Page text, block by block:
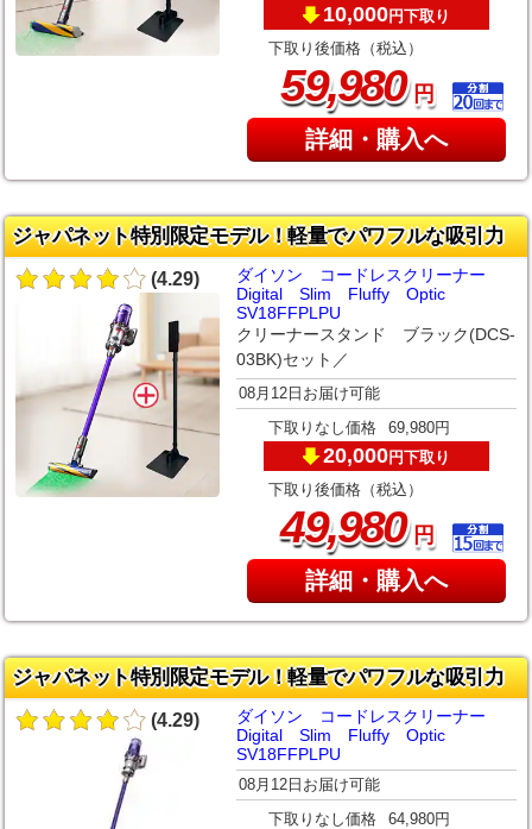
10,000円下取り
下取り後価格（税込）
59,980円
詳細・購入へ
ジャパネット特別限定モデル！軽量でパワフルな吸引力
(4.29)
ダイソン コードレスクリーナー
Digital Slim Fluffy Optic
SV18FFPLPU
クリーナースタンド ブラック(DCS-
03BK)セット／
08月12日お届け可能
下取りなし価格 69,980円
20,000円下取り
下取り後価格（税込）
49,980円
詳細・購入へ
ジャパネット特別限定モデル！軽量でパワフルな吸引力
(4.29)
ダイソン コードレスクリーナー
Digital Slim Fluffy Optic
SV18FFPLPU
08月12日お届け可能
下取りなし価格 64,980円